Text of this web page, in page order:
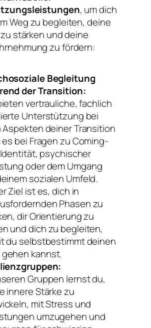
, um dich
Weg zu begleiten, deine
stärken und deine
zu fördern:
Begleitung
der Transition:
vertrauliche, fachlich
Unterstützung bei
Aspekten deiner Transition
es bei Fragen zu Coming-
psychischer
oder dem Umgang
sozialen Umfeld.
Ziel ist es, dich in
Phasen zu
dir Orientierung zu
und dich zu begleiten,
du selbstbestimmt deinen
gehen kannst.
Gruppen lernst du,
innere Stärke zu
mit Stress und
umzugehen und